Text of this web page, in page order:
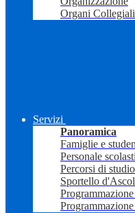
Organi Collegiali
Servizi
Panoramica
Famiglie e
Personale
Percorsi di studio
Sportello